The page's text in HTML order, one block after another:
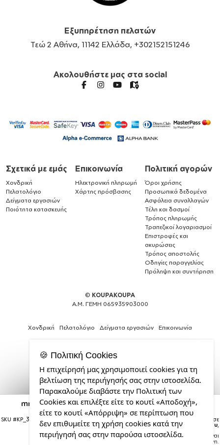
mr gingerbread, Κούπα καρδιά χερούλι κόκκινη,
κεραμική, 330ml
SKU #KP_3724_11heartoutred Η παραγγελία σας θα παραδοθεί σε
courier έως τηνΤρίτη 18 Αυγούστου,
Σημείωση:Η παράδοση στο courier είναι
εκτιμώμενη.
Εξυπηρέτηση πελατών
Τεώ 2 Αθήνα, 11142 Ελλάδα, +302152151246
Ακολουθήστε μας στα social
Σχετικά με εμάς
Χονδρική
Πελατολόγιο
Δείγματα εργασιών
Ποιότητα κατασκευής
Επικοινωνία
Ηλεκτρονική πληρωμή
Χάρτης πρόσβασης
Πολιτική αγορών
Όροι χρήσης
Προσωπικά δεδομένα
Ασφάλεια συναλλαγών
Τέλη και δασμοί
Τρόπος πληρωμής
Τραπεζικοί λογαριασμοί
Επιστροφές και
ακυρώσεις
Τρόπος αποστολής
Οδηγίες παραγγελίας
Πρόληψη και συντήρηση
© KOUPAKOUPA
Α.Μ. ΓΕΜΗ 065935903000
Χονδρική Πελατολόγιο Δείγματα εργασιών Επικοινωνία
Expert
Web
Development
Services
από
την
CDL.gr
🍪 Πολιτική Cookies
Η επιχείρησή μας χρησιμοποιεί cookies για τη
βελτίωση της περιήγησής σας στην ιστοσελίδα.
Παρακαλούμε διαβάστε την Πολιτική των
Cookies και επιλέξτε είτε το κουτί «Αποδοχή»,
είτε το κουτί «Απόρριψη» σε περίπτωση που
δεν επιθυμείτε τη χρήση cookies κατά την
περιήγησή σας στην παρούσα ιστοσελίδα.